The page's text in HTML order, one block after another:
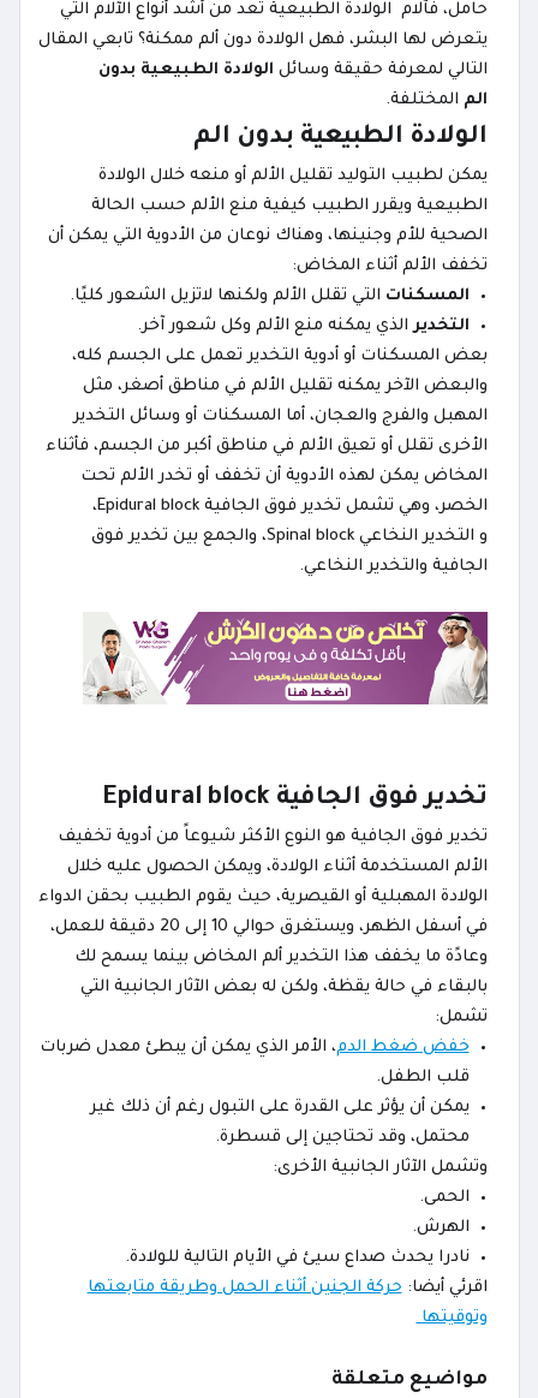
حامل، فآلام الولادة الطبيعية تعد من أشد أنواع الآلام التي
يتعرض لها البشر، فهل الولادة دون ألم ممكنة؟ تابعي المقال
التالي لمعرفة حقيقة وسائل الولادة الطبيعية بدون
الم المختلفة.
الولادة الطبيعية بدون الم
يمكن لطبيب التوليد تقليل الألم أو منعه خلال الولادة
الطبيعية ويقرر الطبيب كيفية منع الألم حسب الحالة
الصحية للأم وجنينها، وهناك نوعان من الأدوية التي يمكن أن
تخفف الألم أثناء المخاض:
المسكنات التي تقلل الألم ولكنها لاتزيل الشعور كليًا.
التخديرالذي يمكنه منع الألم وكل شعور آخر.
بعض المسكنات أو أدوية التخدير تعمل على الجسم كله،
والبعض الآخر يمكنه تقليل الألم في مناطق أصغر، مثل
المهبل والفرج والعجان، أما المسكنات أو وسائل التخدير
الأخرى تقلل أو تعيق الألم في مناطق أكبر من الجسم، فأثناء
المخاض يمكن لهذه الأدوية أن تخفف أو تخدر الألم تحت
الخصر، وهي تشمل تخدير فوق الجافية Epidural block،
و التخدير النخاعي Spinal block، والجمع بين تخدير فوق
الجافية والتخدير النخاعي.
تخدير فوق الجافية Epidural block
تخدير فوق الجافية هو النوع الأكثر شيوعاً من أدوية تخفيف
الألم المستخدمة أثناء الولادة، ويمكن الحصول عليه خلال
الولادة المهبلية أو القيصرية، حيث يقوم الطبيب بحقن الدواء
في أسفل الظهر، ويستغرق حوالي 10 إلى 20 دقيقة للعمل،
وعادًة ما يخفف هذا التخدير ألم المخاض بينما يسمح لك
بالبقاء في حالة يقظة، ولكن له بعض الآثار الجانبية التي
تشمل:
خفض ضغط الدم، الأمر الذي يمكن أن يبطئ معدل ضربات
قلب الطفل.
يمكن أن يؤثر على القدرة على التبول رغم أن ذلك غير
محتمل، وقد تحتاجين إلى قسطرة.
وتشمل الآثار الجانبية الأخرى:
الحمى.
الهرش.
نادرا يحدث صداع سيئ في الأيام التالية للولادة.
اقرئي أيضا: حركة الجنين أثناء الحمل وطريقة متابعتها
وتوقيتها
مواضيع متعلقة